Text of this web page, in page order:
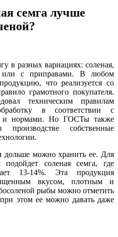
семга лучше
в разных вариациях: соленая,
или с приправами. В любом
что реализуется со
грамотного покупателя.
техническим правилам
в соответствии с
и нормами. Но ГОСТы также
собственные
можно хранить ее. Для
подойдет соленая семга, где
13-14%. Эта продукция
вкусом, плотным и
рыбы можно отметить
этом ее можно давать даже